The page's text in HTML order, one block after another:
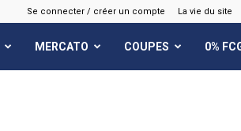
Se connecter / créer un compte La vie du site
MERCATO COUPES 0%